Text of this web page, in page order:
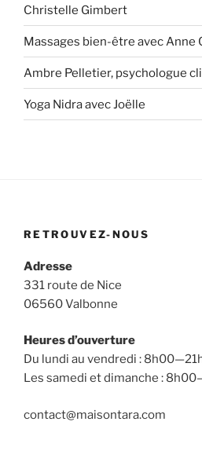
Christelle Gimbert
Massages bien-être avec Anne
Ambre Pelletier, psychologue
Yoga Nidra avec Joëlle
RETROUVEZ-NOUS
Adresse
331 route de Nice
06560 Valbonne
Heures d’ouverture
Du lundi au vendredi :
Les samedi et dimanche :
contact@maisontara.com